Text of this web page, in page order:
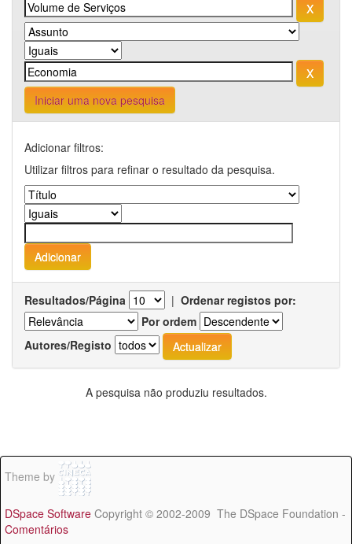
Iniciar uma nova pesquisa
Adicionar filtros:
Utilizar filtros para refinar o resultado da pesquisa.
Resultados/Página | Ordenar registos por:
Por ordem
Autores/Registo
A pesquisa não produziu resultados.
Theme by
DSpace Software Copyright © 2002-2009 The DSpace Foundation -
Comentários